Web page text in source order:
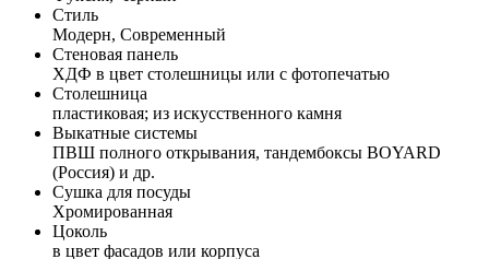
Стиль
Модерн, Современный
Стеновая панель
ХДФ в цвет столешницы или с фотопечатью
Столешница
пластиковая; из искусственного камня
Выкатные системы
ПВШ полного открывания, тандембоксы BOYARD
(Россия) и др.
Сушка для посуды
Хромированная
Цоколь
в цвет фасадов или корпуса